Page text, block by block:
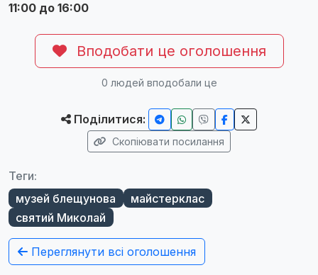
11:00 до 16:00
Вподобати це оголошення
0 людей вподобали це
Поділитися:
Скопіювати посилання
Теги:
музей блещунова
майстерклас
святий Миколай
Переглянути всі оголошення